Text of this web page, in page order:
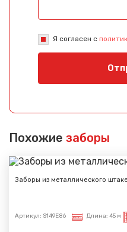
Я согласен с
Похожие заборы
Заборы из металлического
Артикул: S149E86 Длина: 45 м